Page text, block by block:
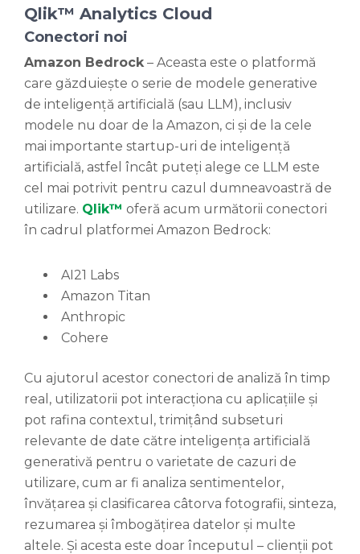
Qlik™ Analytics Cloud
Conectori noi
Amazon Bedrock – Aceasta este o platformă
care găzduiește o serie de modele generative
de inteligență artificială (sau LLM), inclusiv
modele nu doar de la Amazon, ci și de la cele
mai importante startup-uri de inteligență
artificială, astfel încât puteți alege ce LLM este
cel mai potrivit pentru cazul dumneavoastră de
utilizare. Qlik™ oferă acum următorii conectori
în cadrul platformei Amazon Bedrock:
AI21 Labs
Amazon Titan
Anthropic
Cohere
Cu ajutorul acestor conectori de analiză în timp
real, utilizatorii pot interacționa cu aplicațiile și
pot rafina contextul, trimițând subseturi
relevante de date către inteligența artificială
generativă pentru o varietate de cazuri de
utilizare, cum ar fi analiza sentimentelor,
învățarea și clasificarea câtorva fotografii, sinteza,
rezumarea și îmbogățirea datelor și multe
altele. Și acesta este doar începutul – clienții pot